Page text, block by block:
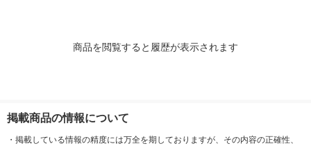
商品を閲覧すると履歴が表示されます
掲載商品の情報について
・ 掲載している情報の精度には万全を期しておりますが、その内容の正確性、